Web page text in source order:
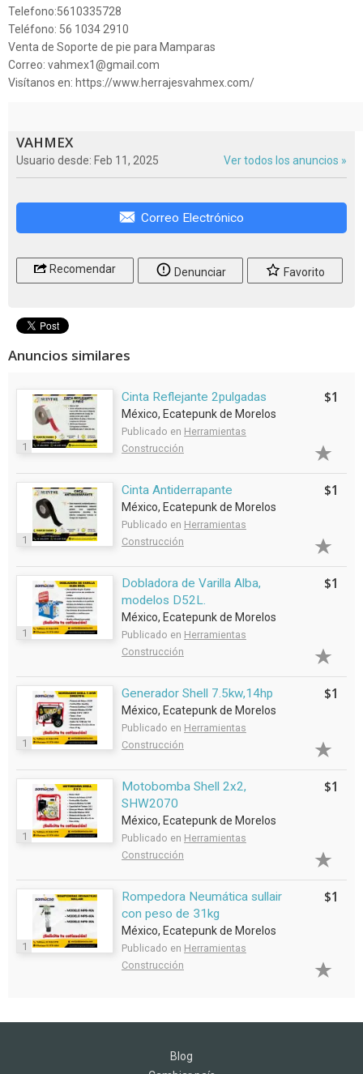
Telefono:5610335728
Teléfono: 56 1034 2910
Venta de Soporte de pie para Mamparas
Correo: vahmex1@gmail.com
Visítanos en: https://www.herrajesvahmex.com/
VAHMEX
Usuario desde: Feb 11, 2025 Ver todos los anuncios »
Correo Electrónico
Recomendar Denunciar Favorito
Anuncios similares
1
Cinta Reflejante 2pulgadas
México, Ecatepunk de Morelos
Publicado en Herramientas
Construcción
$1
1
Cinta Antiderrapante
México, Ecatepunk de Morelos
Publicado en Herramientas
Construcción
$1
1
Dobladora de Varilla Alba,
modelos D52L.
México, Ecatepunk de Morelos
Publicado en Herramientas
Construcción
$1
1
Generador Shell 7.5kw,14hp
México, Ecatepunk de Morelos
Publicado en Herramientas
Construcción
$1
1
Motobomba Shell 2x2,
SHW2070
México, Ecatepunk de Morelos
Publicado en Herramientas
Construcción
$1
1
Rompedora Neumática sullair
con peso de 31kg
México, Ecatepunk de Morelos
Publicado en Herramientas
Construcción
$1
Blog